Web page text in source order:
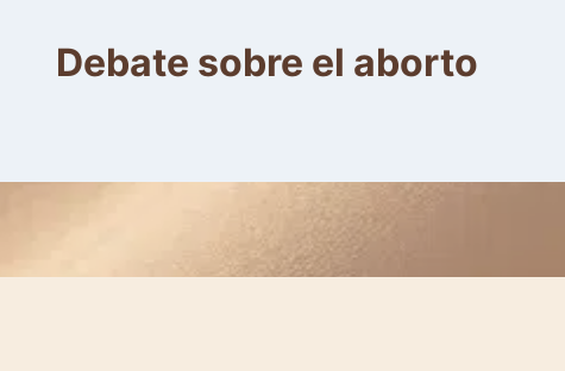
Debate sobre el aborto